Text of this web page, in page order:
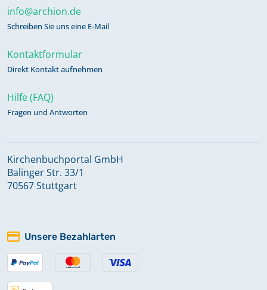
info@archion.de
Schreiben Sie uns eine E-Mail
Kontaktformular
Direkt Kontakt aufnehmen
Hilfe (FAQ)
Fragen und Antworten
Kirchenbuchportal GmbH
Balinger Str. 33/1
70567 Stuttgart
Unsere Bezahlarten